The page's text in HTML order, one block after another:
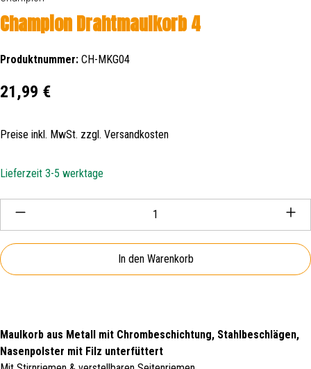
Champion Drahtmaulkorb 4
Produktnummer: CH-MKG04
Regulärer Preis:
21,99 €
Preise inkl. MwSt. zzgl. Versandkosten
Lieferzeit 3-5 werktage
Produkt Anzahl: Gib den gewünschten Wert ein oder
In den Warenkorb
Maulkorb aus Metall mit Chrombeschichtung, Stahlbeschlägen,
Nasenpolster mit Filz unterfüttert